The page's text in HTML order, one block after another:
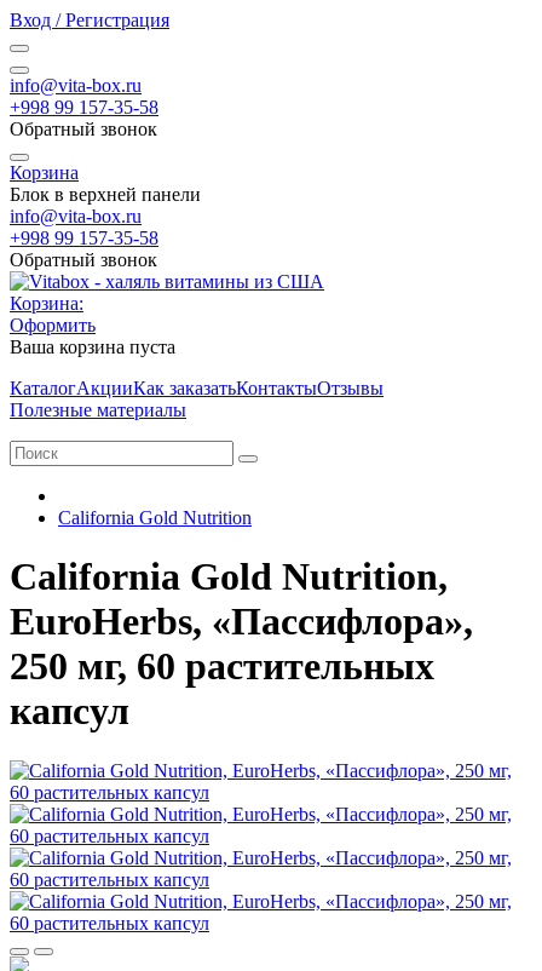
Вход / Регистрация
info@vita-box.ru
+998 99 157-35-58
Обратный звонок
Корзина
Блок в верхней панели
info@vita-box.ru
+998 99 157-35-58
Обратный звонок
Корзина:
Оформить
Ваша корзина пуста
КаталогАкцииКак заказатьКонтактыОтзывы
Полезные материалы
California Gold Nutrition
California Gold Nutrition,
EuroHerbs, «Пассифлора»,
250 мг, 60 растительных
капсул